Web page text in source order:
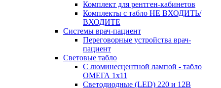
Комплект для рентген-кабинетов
Комплекты с табло НЕ ВХОДИТЬ/
ВХОДИТЕ
Системы врач-пациент
Переговорные устройства врач-
пациент
Световые табло
С люминесцентной лампой - табло
ОМЕГА 1х11
Светодиодные (LED) 220 и 12В